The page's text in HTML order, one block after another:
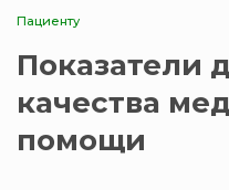
Пациенту
Показатели
качества
помощи